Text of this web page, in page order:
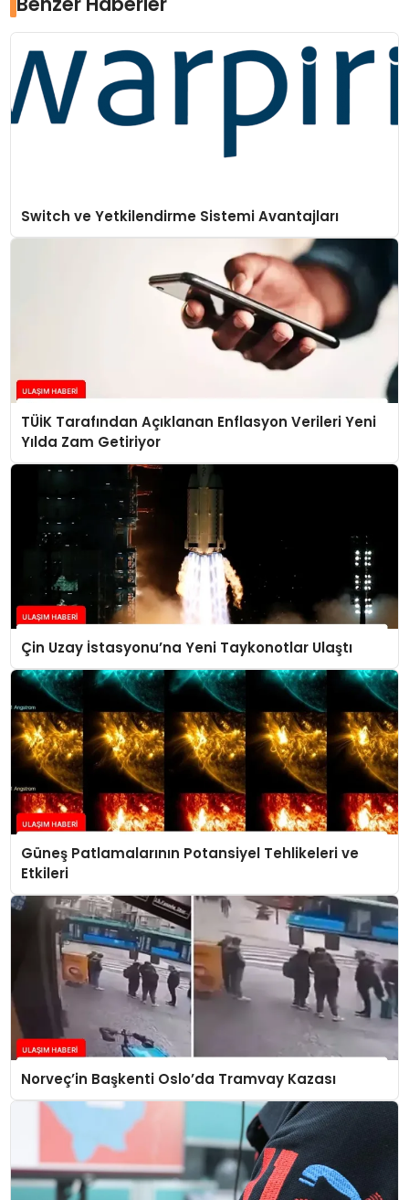
Switch ve Yetkilendirme Sistemi Avantajları
TÜİK Tarafından Açıklanan Enflasyon Verileri Yeni
Yılda Zam Getiriyor
Çin Uzay İstasyonu’na Yeni Taykonotlar Ulaştı
Güneş Patlamalarının Potansiyel Tehlikeleri ve
Etkileri
Norveç’in Başkenti Oslo’da Tramvay Kazası